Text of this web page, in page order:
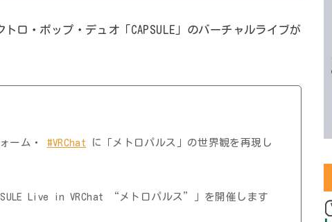
ロ・ポップ・デュオ「CAPSULE」のバーチャルライブが
ーム・ #VRChat に「メトロパルス」の世界観を再現し
Live in VRChat “メトロパルス”」を開催します